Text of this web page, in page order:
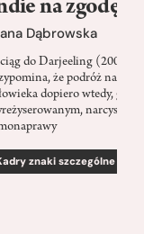
na zgodę
Dąbrowska
do Darjeeling (2007)
że podróż
dopiero wtedy, gdy
znaki szczególne